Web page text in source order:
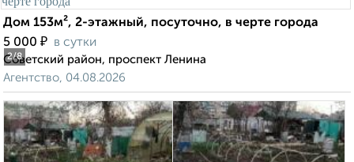
2/8
Дом 153м², 2-этажный, посуточно, в черте города
5 000 ₽ в сутки
Советский район, проспект Ленина
Агентство, 04.08.2026